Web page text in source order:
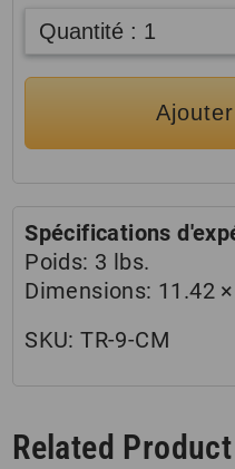
Spécifications
Poids: 3 lbs.
Dimensions: 11.42
SKU:TR-9-CM
Related